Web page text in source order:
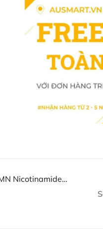
ít nhất 1-3
Lưu ý:
Đọc kỹ hướng
Nếu triệu
Không sử dụng
Sản phẩm là
Cảnh báo
Bổ sung NMN
Nicotinamide